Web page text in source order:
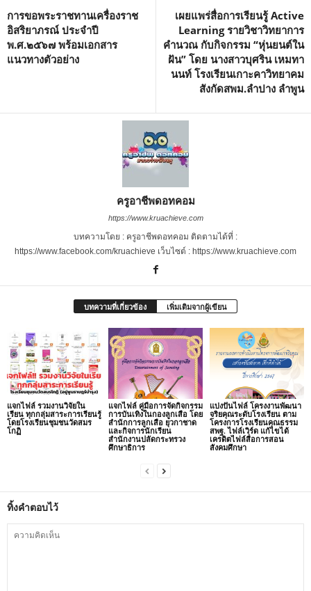
การขอพระราชทานเครื่องราช
อิสริยาภรณ์ ประจำปี
พ.ศ.๒๕๖๗ พร้อมเอกสาร
แนวทางตัวอย่าง
เผยแพร่สื่อการเรียนรู้ Active
Learning รายวิชาวิทยาการ
คำนวณ กับกิจกรรม “หุ่นยนต์ใน
ฝัน” โดย นางสาวบุศริน เหมทา
นนท์ โรงเรียนเกาะคาวิทยาคม
สังกัดสพม.ลำปาง ลำพูน
ครูอาชีพดอทคอม
https://www.kruachieve.com
บทความโดย : ครูอาชีพดอทคอม ติดตามได้ที่ :
https://www.facebook.com/kruachieve เว็บไซต์ : https://www.kruachieve.com
บทความที่เกี่ยวข้อง เพิ่มเติมจากผู้เขียน
แจกไฟล์ รวมงานวิจัยใน
เรียน ทุกกลุ่มสาระการเรียนรู้
โดยโรงเรียนชุมชนวัดสมร
โกฏิ
แจกไฟล์ คู่มือการจัดกิจกรรม
การบันเทิงในกองลูกเสือ โดย
สำนักการลูกเสือ ยุวกาชาด
และกิจการนักเรียน
สำนักงานปลัดกระทรวง
ศึกษาธิการ
แบ่งปันไฟล์ โครงงานพัฒนา
จริยคุณระดับโรงเรียน ตาม
โครงการโรงเรียนคุณธรรม
สพฐ. ไฟล์เวิร์ด แก้ไขได้
เครดิตไฟล์สื่อการสอน
สังคมศึกษา
ทิ้งคำตอบไว้